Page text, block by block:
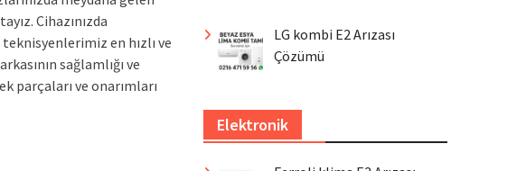
Cihazınızda
en hızlı ve
sağlamlığı ve
parçaları ve onarımları
LG kombi E2 Arızası
Çözümü
Elektronik